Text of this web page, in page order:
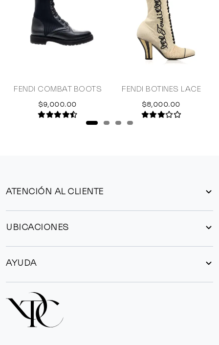
FENDI COMBAT BOOTS
$9,000.00
FENDI BOTINES LACE
$8,000.00
ATENCIÓN AL CLIENTE
UBICACIONES
AYUDA